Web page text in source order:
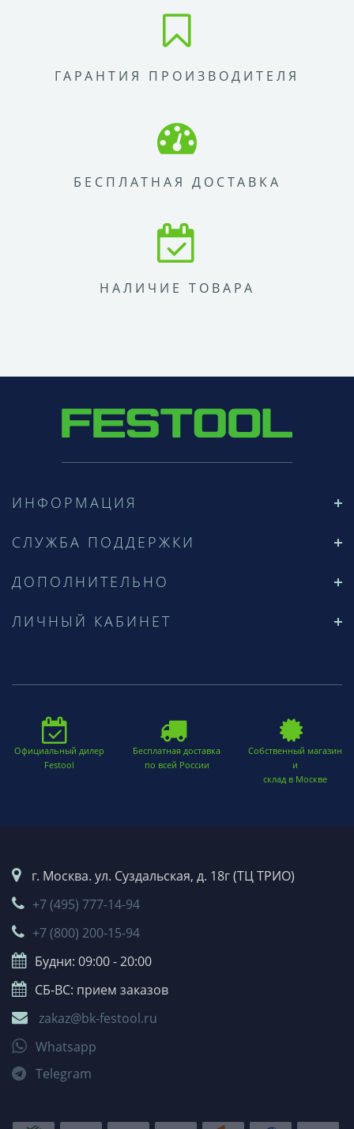
ГАРАНТИЯ ПРОИЗВОДИТЕЛЯ
БЕСПЛАТНАЯ ДОСТАВКА
НАЛИЧИЕ ТОВАРА
ИНФОРМАЦИЯ
СЛУЖБА ПОДДЕРЖКИ
ДОПОЛНИТЕЛЬНО
ЛИЧНЫЙ КАБИНЕТ
Официальный дилер
Festool
Бесплатная доставка
по всей России
Собственный магазин
и
склад в Москве
г. Москва. ул. Суздальская, д. 18г (ТЦ ТРИО)
+7 (495) 777-14-94
+7 (800) 200-15-94
Будни: 09:00 - 20:00
СБ-ВС: прием заказов
zakaz@bk-festool.ru
Whatsapp
Telegram